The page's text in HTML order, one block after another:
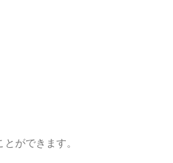
ができます。